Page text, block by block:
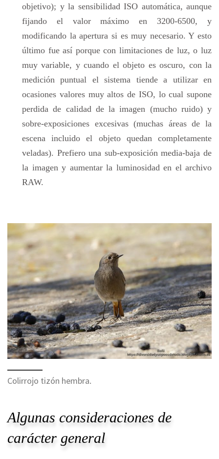
objetivo); y la sensibilidad ISO automática, aunque
fijando el valor máximo en 3200-6500, y
modificando la apertura si es muy necesario. Y esto
último fue así porque con limitaciones de luz, o luz
muy variable, y cuando el objeto es oscuro, con la
medición puntual el sistema tiende a utilizar en
ocasiones valores muy altos de ISO, lo cual supone
perdida de calidad de la imagen (mucho ruido) y
sobre-exposiciones excesivas (muchas áreas de la
escena incluido el objeto quedan completamente
veladas). Prefiero una sub-exposición media-baja de
la imagen y aumentar la luminosidad en el archivo
RAW.
Colirrojo tizón hembra.
Algunas consideraciones de
carácter general